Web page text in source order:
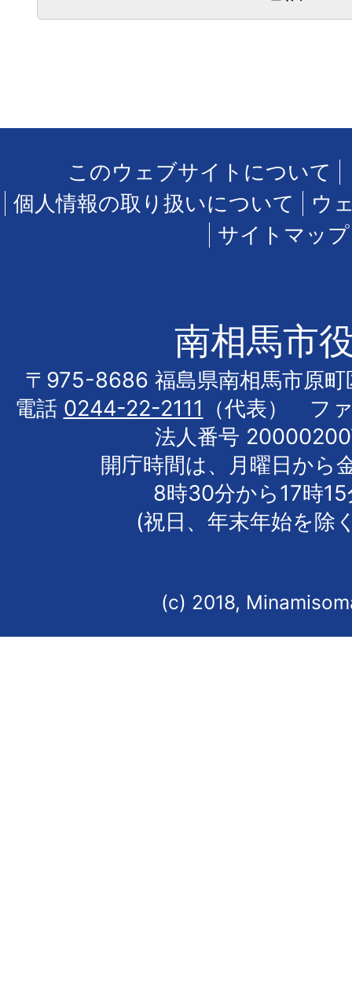
このウェブサイトについて
個人情報の取り扱いについて
ウ
サイトマップ
南相馬市
〒975-8686 福島県南相馬市原町
電話 0244-22-2111
（代表） フ
法人番号
開庁時間は、月曜日から
8時30分から17時
(祝日、年末年始を除
(c) 2018,